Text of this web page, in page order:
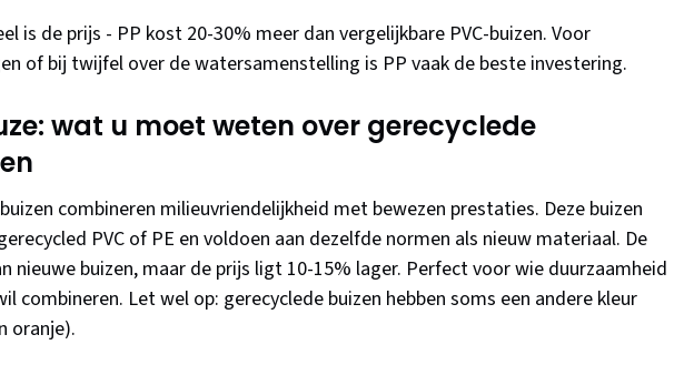
is de prijs - PP kost 20-30% meer dan vergelijkbare PVC-buizen. Voor
of bij twijfel over de watersamenstelling is PP vaak de beste investering.
wat u moet weten over gerecyclede
combineren milieuvriendelijkheid met bewezen prestaties. Deze buizen
PVC of PE en voldoen aan dezelfde normen als nieuw materiaal. De
nieuwe buizen, maar de prijs ligt 10-15% lager. Perfect voor wie duurzaamheid
combineren. Let wel op: gerecyclede buizen hebben soms een andere kleur
oranje).